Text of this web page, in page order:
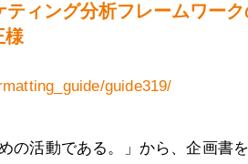
ィング分析フレームワー
様
guide319/
の活動である。」から、企画書